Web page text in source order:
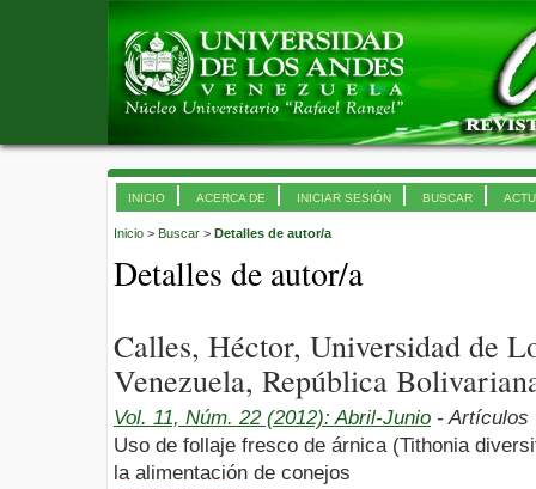
INICIO ACERCA DE INICIAR SESIÓN BUSCAR
Inicio > Buscar > Detalles de autor/a
Detalles de autor/a
Calles, Héctor, Universidad de
Venezuela, República
Vol. 11, Núm. 22 (2012): Abril-Junio - Artículos
Uso de follaje fresco de árnica (Tithonia
la alimentación de conejos